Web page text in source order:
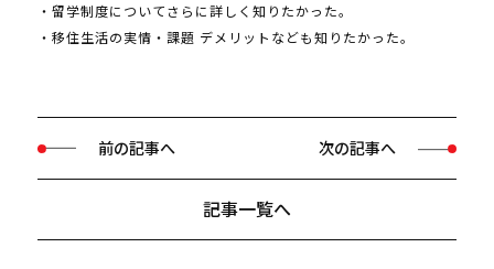
・留学制度についてさらに詳しく知りたかった。
・移住生活の実情・課題 デメリットなども知りたかった。
前の記事へ
記事一覧へ
次の記事へ